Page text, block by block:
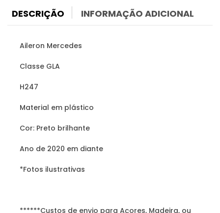
diante
DESCRIÇÃO INFORMAÇÃO ADICIONAL
Aileron Mercedes
Classe GLA
H247
Material em plástico
Cor: Preto brilhante
Ano de 2020 em diante
*Fotos ilustrativas
******Custos de envio para Açores, Madeira, ou